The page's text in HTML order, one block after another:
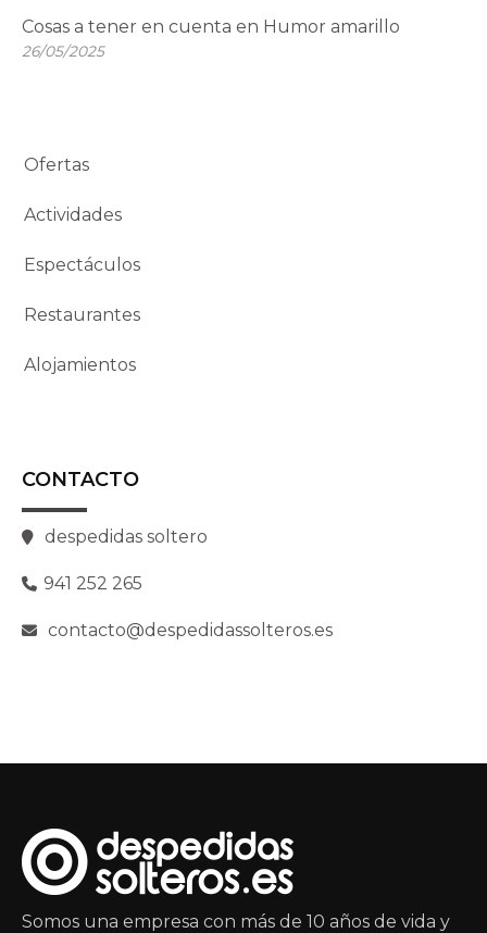
Cosas a tener en cuenta en Humor amarillo
26/05/2025
Ofertas
Actividades
Espectáculos
Restaurantes
Alojamientos
CONTACTO
despedidas soltero
941 252 265
contacto@despedidassolteros.es
Somos una empresa con más de 10 años de vida y